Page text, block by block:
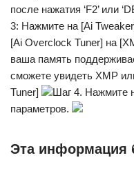
после нажатия ‘F2’ или
3: Нажмите на [Ai
[Ai Overclock Tuner] на
ваша память
сможете увидеть XMP
Tuner]
Шаг 4. Нажмите
параметров.
Эта информация